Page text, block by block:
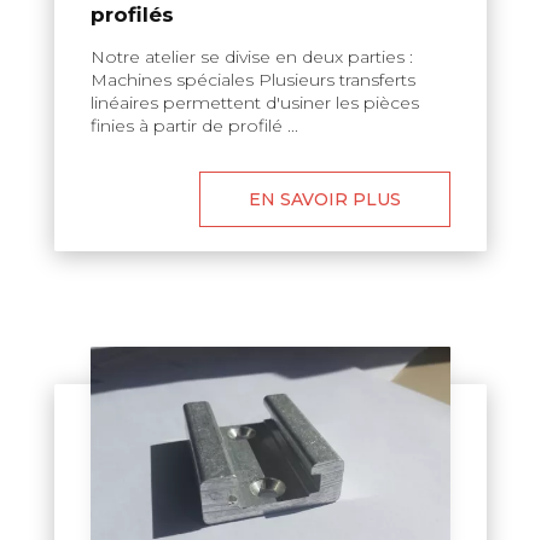
profilés
Notre atelier se divise en deux parties :
Machines spéciales Plusieurs transferts
linéaires permettent d'usiner les pièces
finies à partir de profilé ...
EN SAVOIR PLUS